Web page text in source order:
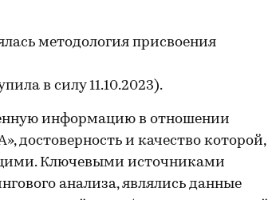
методология присвоения
в силу 11.10.2023).
информацию в отношении
достоверность и качество которой,
Ключевыми источниками
анализа, являлись данные